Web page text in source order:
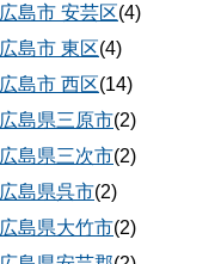
広島市 安芸区(4)
広島市 東区(4)
広島市 西区(14)
広島県三原市(2)
広島県三次市(2)
広島県呉市(2)
広島県大竹市(2)